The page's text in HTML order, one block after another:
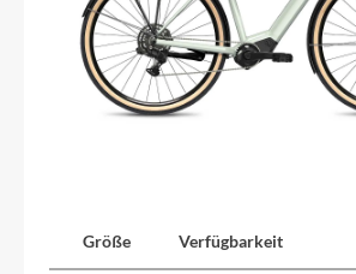
Größe Verfügbarkeit